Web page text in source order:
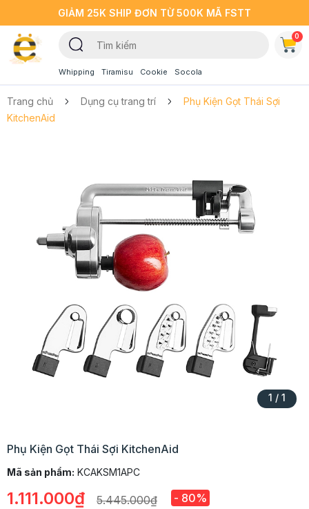
GIẢM 25K SHIP ĐƠN TỪ 500K MÃ FSTT
Whipping Tiramisu Cookie Socola
0
Trang chủ Dụng cụ trang trí
Phụ Kiện Gọt Thái Sợi
KitchenAid
1 / 1
Phụ Kiện Gọt Thái Sợi KitchenAid
Mã sản phẩm: KCAKSM1APC
1.111.000₫ 5.445.000₫ - 80%